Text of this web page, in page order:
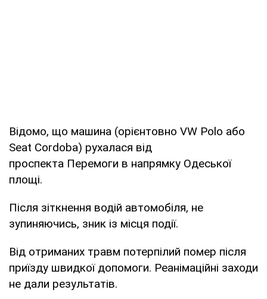
Відомо, що машина (орієнтовно VW Polo або
Seat Cordoba) рухалася від
проспекта Перемоги в напрямку Одеської
площі.
Після зіткнення водій автомобіля, не
зупиняючись, зник із місця події.
Від отриманих травм потерпілий помер після
приїзду швидкої допомоги. Реанімаційні заходи
не дали результатів.